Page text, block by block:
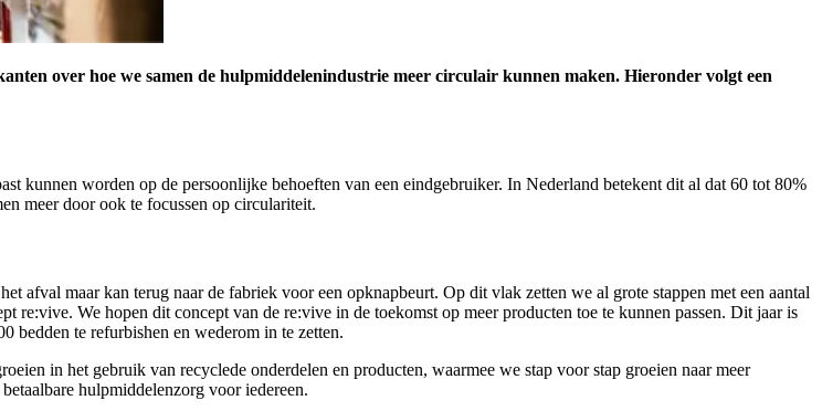
over hoe we samen de hulpmiddelenindustrie meer circulair kunnen maken. Hieronder volgt een
kunnen worden op de persoonlijke behoeften van een eindgebruiker. In Nederland betekent dit al dat 60 tot 80%
meer door ook te focussen op circulariteit.
afval maar kan terug naar de fabriek voor een opknapbeurt. Op dit vlak zetten we al grote stappen met een aantal
We hopen dit concept van de re:vive in de toekomst op meer producten toe te kunnen passen. Dit jaar is
bedden te refurbishen en wederom in te zetten.
in het gebruik van recyclede onderdelen en producten, waarmee we stap voor stap groeien naar meer
hulpmiddelenzorg voor iedereen.